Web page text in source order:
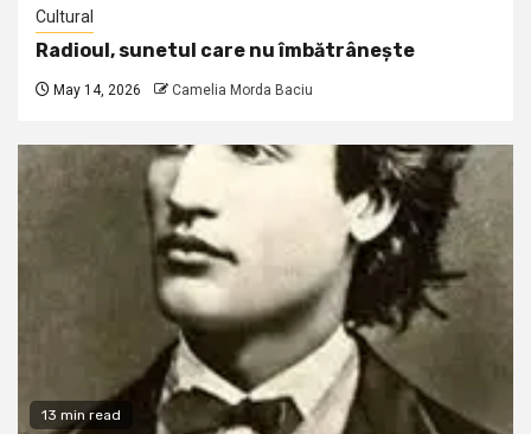
Cultural
Radioul, sunetul care nu îmbătrânește
May 14, 2026 Camelia Morda Baciu
13 min read